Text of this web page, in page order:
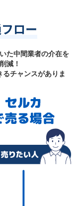
ロー
た中間業者の介在を
減！
チャンスがありま